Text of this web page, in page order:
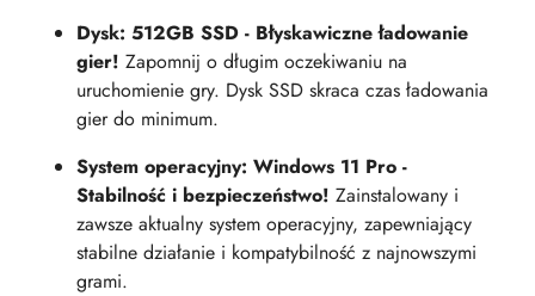
Dysk: 512GB SSD - Błyskawiczne ładowanie
gier! Zapomnij o długim oczekiwaniu na
uruchomienie gry. Dysk SSD skraca czas ładowania
gier do minimum.
System operacyjny: Windows 11 Pro -
Stabilność i bezpieczeństwo! Zainstalowany i
zawsze aktualny system operacyjny, zapewniający
stabilne działanie i kompatybilność z najnowszymi
grami.